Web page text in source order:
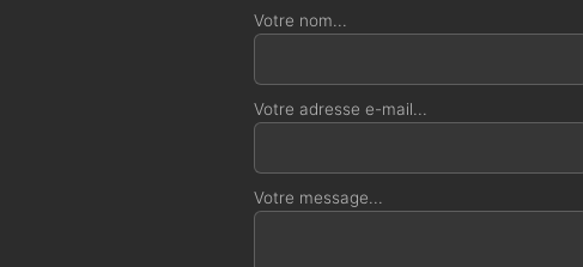
Votre nom...
Votre adresse e-mail...
Votre message...